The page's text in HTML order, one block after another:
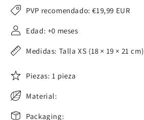
PVP recomendado:€19,99 EUR
Edad: +0 meses
Medidas: Talla XS (18 × 19 × 21 cm)
Piezas: 1 pieza
Material:
Packaging: